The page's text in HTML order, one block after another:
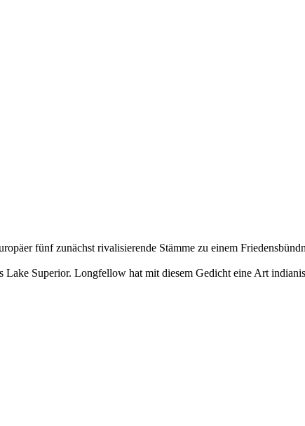
fünf zunächst rivalisierende Stämme zu einem
Superior. Longfellow hat mit diesem Gedicht eine Art